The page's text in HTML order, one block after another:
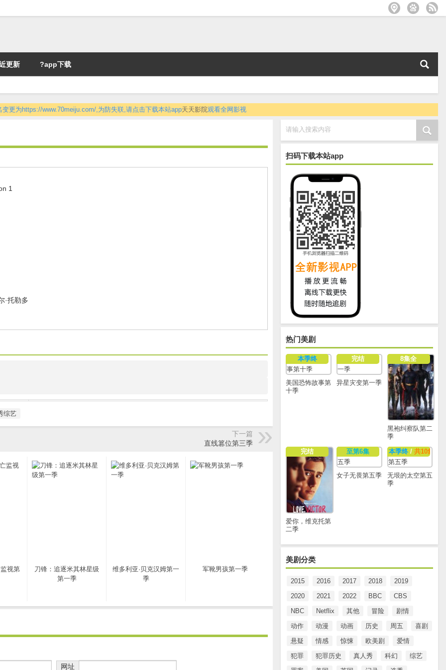
更新 ?app下载
变更为https://www.70meiju.com/,为防失联,请点击下载本站app天天影院观看全网影视
请输入搜索内容
扫码下载本站app
热门美剧
本季终
美国恐怖故事第
十季
完结
异星灾变第一季
8集全
黑袍纠察队第二
季
完结
爱你，维克托第
二季
至第6集
女子无畏第五季
本季终/ 共10集
无垠的太空第五
季
美剧分类
2015 2016 2017 2018
2019
2020
2021 2022 BBC
CBS
NBC
Netflix 其他 冒险
剧情
动作
动漫 动画 历史 周五
喜剧
悬疑
情感 惊悚 欧美剧
爱情
犯罪
犯罪历史 真人秀 科幻
综艺
1
·托勒多
综艺
下一篇
直线篡位第三季
视第
刀锋：追逐米其林星级
第一季
维多利亚·贝克汉姆第一
季
军靴男孩第一季
网址